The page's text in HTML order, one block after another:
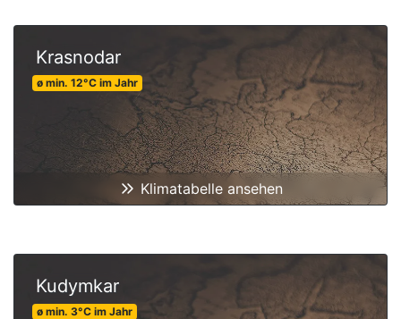
Krasnodar
ø min. 12°C im Jahr
Klimatabelle ansehen
Kudymkar
ø min. 3°C im Jahr